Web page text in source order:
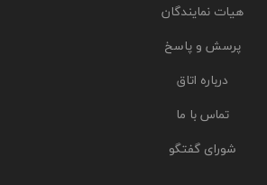
هیات نمایندگان
پرسش و پاسخ
درباره اتاق
تماس با ما
شورای گفتگو